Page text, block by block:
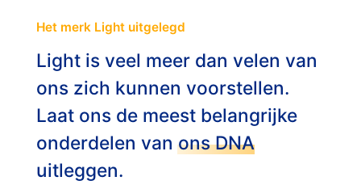
Het merk Light uitgelegd
Light is veel meer dan velen van
ons zich kunnen voorstellen.
Laat ons de meest belangrijke
onderdelen vanons DNA
uitleggen.